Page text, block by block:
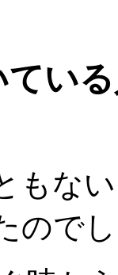
てい
ない
ので